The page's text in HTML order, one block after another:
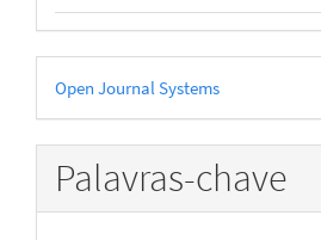
Desenvolvido
por
Open Journal Systems
Palavras-chave